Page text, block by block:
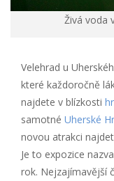
Živá voda
Velehrad u
které každoročně
najdete v blízkosti
samotné Uherské
novou atrakci
Je to expozice
rok. Nejzajímavější